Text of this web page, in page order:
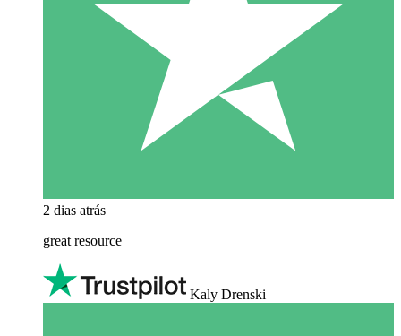
2 dias atrás
great resource
Kaly Drenski